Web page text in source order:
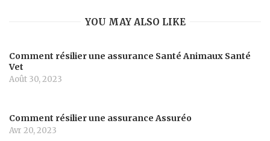
YOU MAY ALSO LIKE
Comment résilier une assurance Santé Animaux Santé
Vet
Août 30, 2023
Comment résilier une assurance Assuréo
Avr 20, 2023